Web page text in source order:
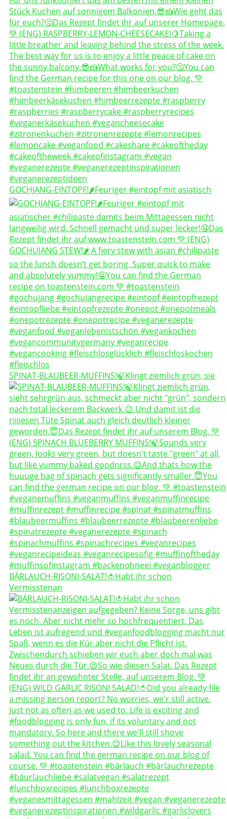
GOCHJANG-EINTOPF!🌶️Feuriger #eintopf mit asiatisch
SPINAT-BLAUBEER-MUFFINS!🍃Klingt ziemlich grün, sie
BÄRLAUCH-RISONI-SALAT!🍅Habt ihr schon
Vermisstenan